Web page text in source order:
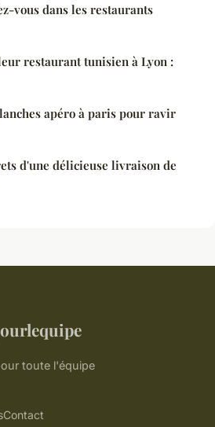
vous dans les restaurants
restaurant tunisien à Lyon :
apéro à paris pour ravir
d'une délicieuse livraison de
toute l'équipe
Contact